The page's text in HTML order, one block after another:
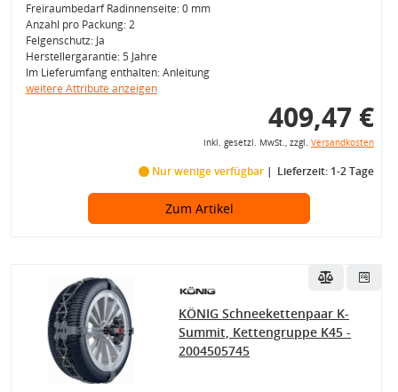
Freiraumbedarf Radinnenseite: 0 mm
Anzahl pro Packung: 2
Felgenschutz: Ja
Herstellergarantie: 5 Jahre
Im Lieferumfang enthalten: Anleitung
weitere Attribute anzeigen
409,47 €
inkl. gesetzl. MwSt., zzgl. Versandkosten
Nur wenige verfügbar Lieferzeit: 1-2 Tage
Zum Artikel
KÖNIG Schneekettenpaar K-
Summit, Kettengruppe K45 -
2004505745